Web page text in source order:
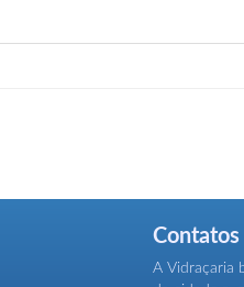
Contatos
A Vidraçaria